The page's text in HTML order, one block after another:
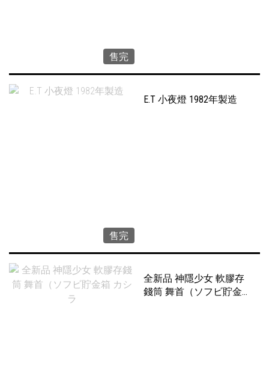
售完
售完
E.T 小夜燈 1982年製造
全新品 神隱少女 軟膠存
錢筒 舞首（ソフビ貯金